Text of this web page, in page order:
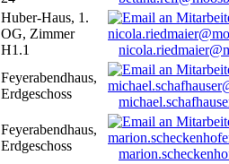
Huber-Haus, 1.
OG, Zimmer
H1.1
Feyerabendhaus,
Erdgeschoss
Feyerabendhaus,
Erdgeschoss